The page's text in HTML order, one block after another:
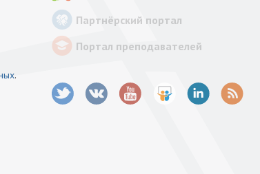
.
Партнёрский портал
Портал преподавателей